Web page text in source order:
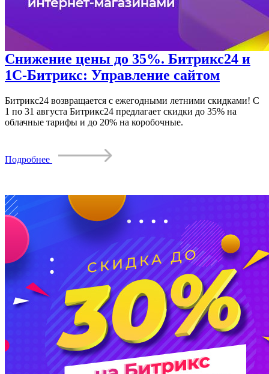
Снижение цены до 35%. Битрикс24 и
1С-Битрикс: Управление сайтом
Битрикс24 возвращается с ежегодными летними скидками! С
1 по 31 августа Битрикс24 предлагает скидки до 35% на
облачные тарифы и до 20% на коробочные.
Подробнее